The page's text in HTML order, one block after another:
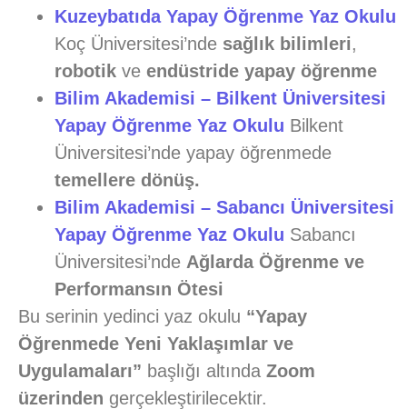
Kuzeybatıda Yapay Öğrenme Yaz Okulu
Koç Üniversitesi’nde sağlık bilimleri,
robotik ve endüstride yapay öğrenme
Bilim Akademisi – Bilkent Üniversitesi
Yapay Öğrenme Yaz Okulu Bilkent
Üniversitesi’nde yapay öğrenmede
temellere dönüş.
Bilim Akademisi – Sabancı Üniversitesi
Yapay Öğrenme Yaz Okulu Sabancı
Üniversitesi’nde Ağlarda Öğrenme ve
Performansın Ötesi
Bu serinin yedinci yaz okulu “Yapay
Öğrenmede Yeni Yaklaşımlar ve
Uygulamaları” başlığı altında Zoom
üzerinden gerçekleştirilecektir.